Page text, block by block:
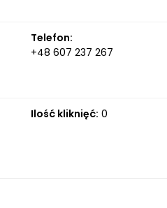
Telefon:
+48 607 237 267
Ilość kliknięć: 0